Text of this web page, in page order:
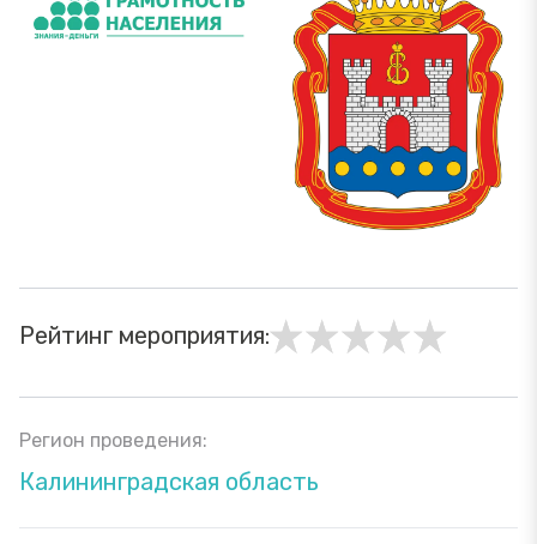
Рейтинг мероприятия:
Регион проведения:
Калининградская область